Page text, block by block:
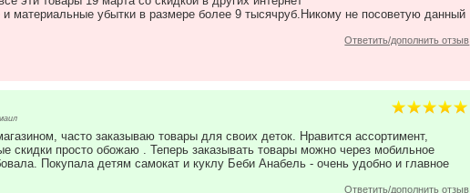
материальные убытки в размере более 9 тысячруб.Никому не посоветую данный
Ответить/дополнить отзыв
часто заказываю товары для своих деток. Нравится ассортимент,
скидки просто обожаю . Теперь заказывать товары можно через мобильное
Покупала детям самокат и куклу Беби Анабель - очень удобно и главное
Ответить/дополнить отзыв